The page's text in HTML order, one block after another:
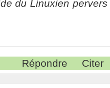
du Linuxien
Répondre Citer